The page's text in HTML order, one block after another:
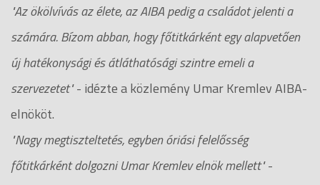
"Az ökölvívás az élete, az AIBA pedig a családot jelenti a
számára. Bízom abban, hogy főtitkárként egy alapvetően
új hatékonysági és átláthatósági szintre emeli a
szervezetet"- idézte a közlemény Umar Kremlev AIBA-
elnököt.
"Nagy megtiszteltetés, egyben óriási felelősség
főtitkárként dolgozni Umar Kremlev elnök mellett"-